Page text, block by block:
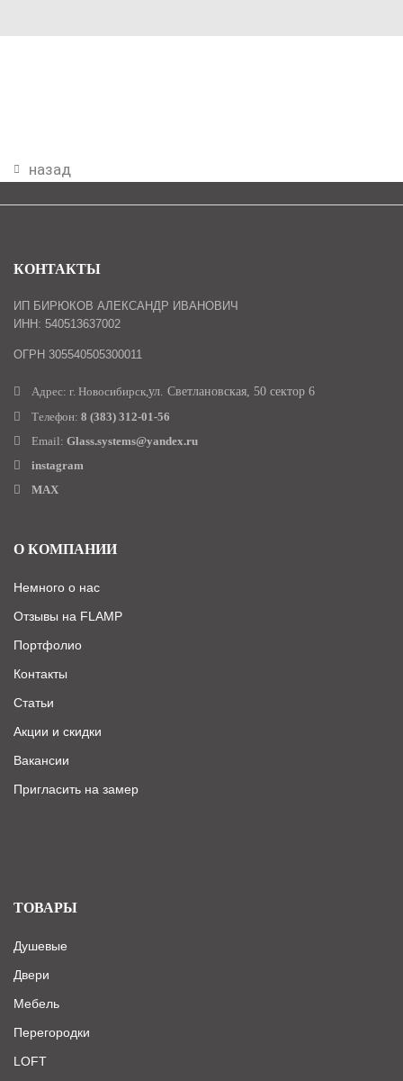
назад
КОНТАКТЫ
ИП БИРЮКОВ АЛЕКСАНДР ИВАНОВИЧ
ИНН: 540513637002
ОГРН 305540505300011
Адрес: г. Новосибирск,ул. Светлановская, 50 сектор 6
Телефон: 8 (383) 312-01-56
Email: Glass.systems@yandex.ru
instagram
MAX
О КОМПАНИИ
Немного о нас
Отзывы на FLAMP
Портфолио
Контакты
Статьи
Акции и скидки
Вакансии
Пригласить на замер
ТОВАРЫ
Душевые
Двери
Мебель
Перегородки
LOFT